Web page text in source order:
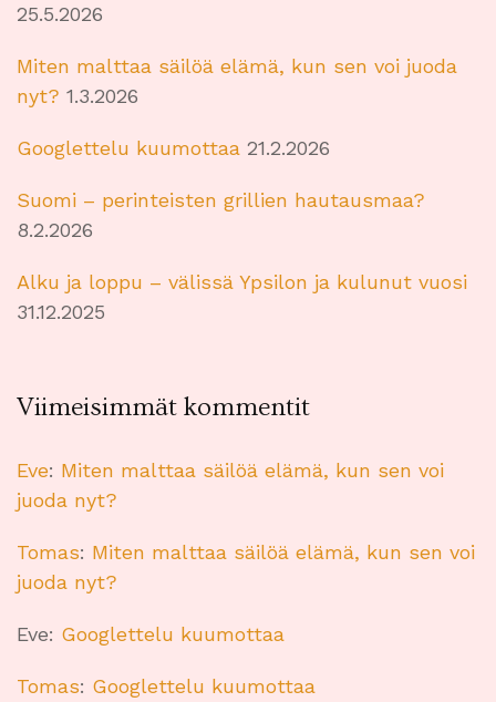
25.5.2026
Miten malttaa säilöä elämä, kun sen voi juoda
nyt? 1.3.2026
Googlettelu kuumottaa 21.2.2026
Suomi – perinteisten grillien hautausmaa?
8.2.2026
Alku ja loppu – välissä Ypsilon ja kulunut vuosi
31.12.2025
Viimeisimmät kommentit
Eve: Miten malttaa säilöä elämä, kun sen voi
juoda nyt?
Tomas: Miten malttaa säilöä elämä, kun sen voi
juoda nyt?
Eve: Googlettelu kuumottaa
Tomas: Googlettelu kuumottaa